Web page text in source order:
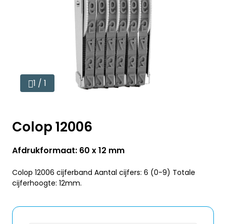
1 / 1
Colop 12006
Afdrukformaat: 60 x 12 mm
Colop 12006 cijferband Aantal cijfers: 6 (0-9) Totale
cijferhoogte: 12mm.